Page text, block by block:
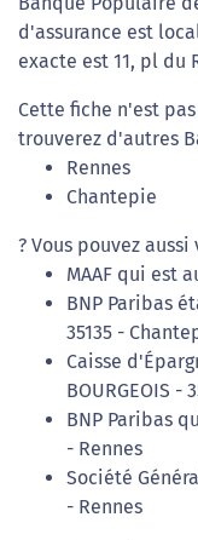
d'assurance est
exacte est 11, pl du
Cette fiche n'est
trouverez d'autres
Rennes
Chantepie
? Vous pouvez
MAAF qui est
BNP Paribas
35135 -
Caisse
BOURGEOIS -
BNP Paribas
- Rennes
Société
- Rennes